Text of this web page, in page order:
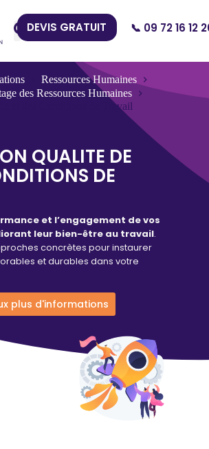
DEVIS GRATUIT 📞 09 72 16 12
Ressources Humaines
des Ressources Humaines
et des Conditions de Travail
QUALITE DE
DE
et l’engagement de vos
leur bien-être au travail.
concrètes pour instaurer
et durables dans votre
plus d'informations